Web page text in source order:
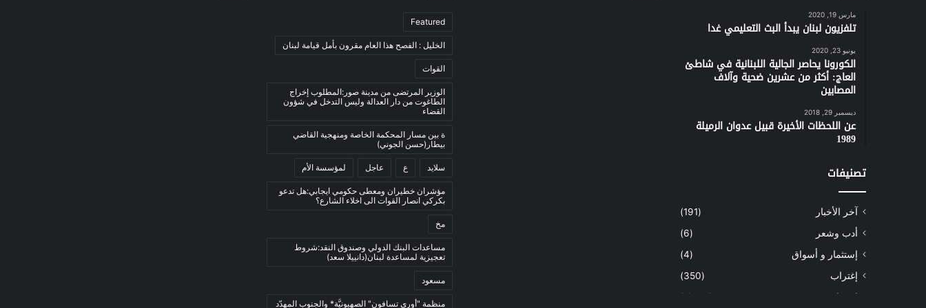
مارس 19, 2020
تلفزيون لبنان يبدأ البث التعليمي غدا
يونيو 23, 2020
الكورونا يحاصر الجالية اللبنانية في شاطئ
العاج: أكثر من عشرين ضحية وآلاف
المصابين
ديسمبر 29, 2018
عن اللحظات الأخيرة قبيل عدوان الرميلة
1989
تصنيفات
آخر الأخبار
(191)
أدب وشعر
(6)
إستثمار و أسواق
(4)
إغتراب
(350)
إقتصاد
(1٬039)
Featured
الخليل : الفصح هذا العام مقرون بأمل قيامة لبنان
القوات
الوزير المرتضى من مدينة صور:المطلوب إخراج
الطاغوت من دار العدالة وليس التدخل في شؤون
القضاء
ة بين مسار المحكمة الخاصة ومنهجية القاضي
بيطار(حسن الجوني)
سلايد ع عاجل لمؤسسة الأم
مؤشران خطيران ومعطى حكومي ايجابي:هل تدعو
بكركي انصار القوات الى اخلاء الشارع؟
مخ
مساعدات البنك الدولي وصندوق النقد:شروط
تعجيزية لمساعدة لبنان(دانييلا سعد)
مسعود
منظمة "أوري تسافون" الصهيونيَّة* والجنوب المهدّد